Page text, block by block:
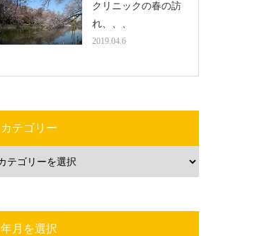
クリニックの春の訪
れ、、、
2019.04.6
カテゴリー
年月を選択